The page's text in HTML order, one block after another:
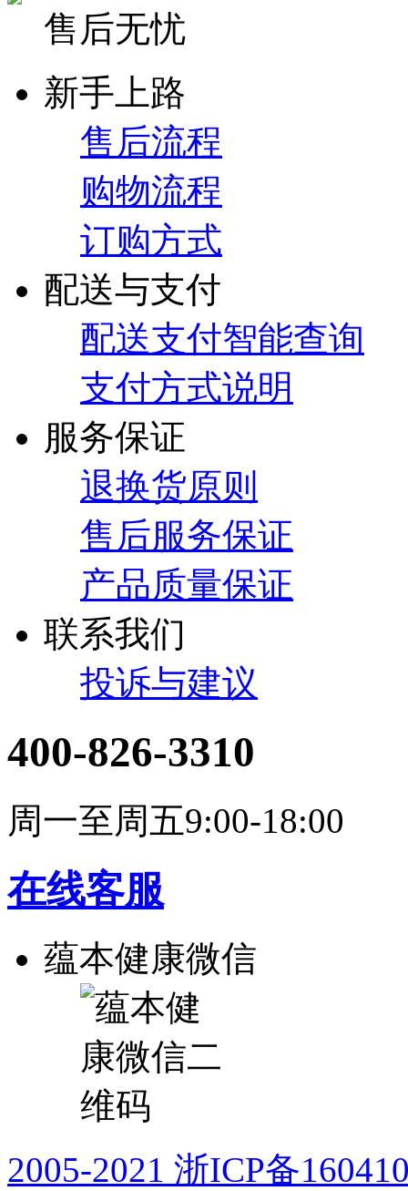
售后无忧
新手上路
售后流程
购物流程
订购方式
配送与支付
配送支付智能查询
支付方式说明
服务保证
退换货原则
售后服务保证
产品质量保证
联系我们
投诉与建议
400-826-3310
周一至周五9:00-18:00
在线客服
蕴本健康微信
2005-2021 浙ICP备